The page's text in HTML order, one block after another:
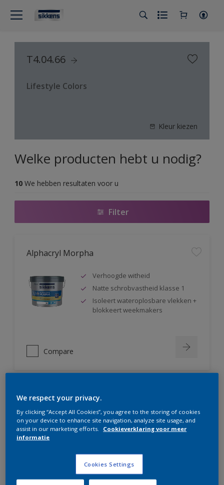
T4.04.66
Lifestyle Colors
Kleur kiezen
Welke producten hebt u nodig?
10 We hebben resultaten voor u
Filter
Alphacryl Morpha
Verhoogde witheid
Natte schrobvastheid klasse 1
Isoleert wateroplosbare vlekken +
blokkeert weekmakers
Compare
Alphacryl Perlino
Natte schrobvastheid klasse 1 +
glanst niet op
blokkeert weekmakers
Geschikt voor sanitaire ruimtes ,
badkamers,...
We respect your privacy.
By clicking “Accept All Cookies”, you agree to the storing of cookies
on your device to enhance site navigation, analyze site usage, and
assist in our marketing efforts.
Cookieverklaring voor meer
informatie
Cookies Settings